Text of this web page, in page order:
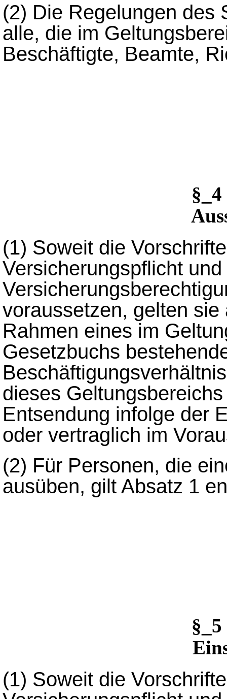
(2) Die Regelungen des
alle, die im
Beschäftigte, Beamte,
(1) Soweit die
Versicherungspflicht und
voraussetzen, gelten
Rahmen eines im
Gesetzbuchs
dieses
Entsendung infolge der
oder vertraglich im
(2) Für Personen, die
ausüben, gilt Absatz 1
(1) Soweit die